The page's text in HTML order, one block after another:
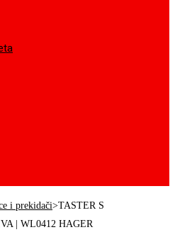
i prekidači>TASTER S
| WL0412 HAGER